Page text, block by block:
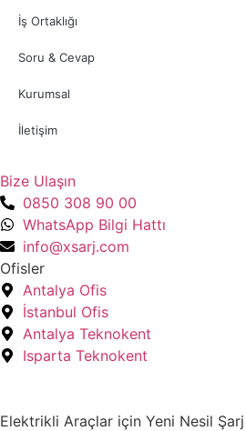
İş Ortaklığı
Soru & Cevap
Kurumsal
İletişim
Bize Ulaşın
0850 308 90 00
WhatsApp Bilgi Hattı
info@xsarj.com
Ofisler
Antalya Ofis
İstanbul Ofis
Antalya Teknokent
Isparta Teknokent
Elektrikli Araçlar için Yeni Nesil Şarj